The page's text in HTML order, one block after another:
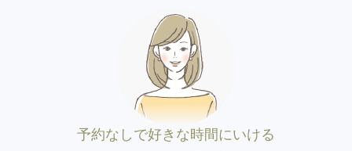
予約なしで好きな時間にいける